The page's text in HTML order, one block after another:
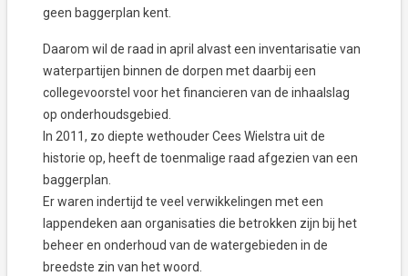
geen baggerplan kent.
Daarom wil de raad in april alvast een inventarisatie van
waterpartijen binnen de dorpen met daarbij een
collegevoorstel voor het financieren van de inhaalslag
op onderhoudsgebied.
In 2011, zo diepte wethouder Cees Wielstra uit de
historie op, heeft de toenmalige raad afgezien van een
baggerplan.
Er waren indertijd te veel verwikkelingen met een
lappendeken aan organisaties die betrokken zijn bij het
beheer en onderhoud van de watergebieden in de
breedste zin van het woord.